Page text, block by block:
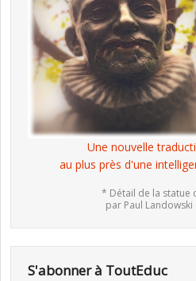
Une nouvelle
au plus près d'une
* Détail de la statue
par Paul Landowski
S'abonner à ToutEduc